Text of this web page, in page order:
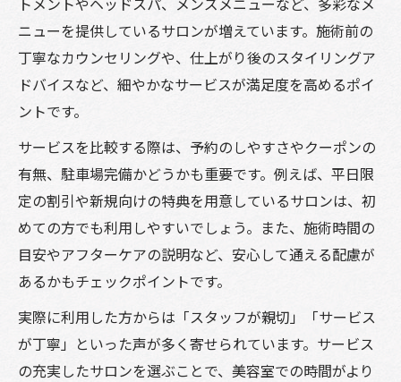
ニューを提供しているサロンが増えています。施術前の
丁寧なカウンセリングや、仕上がり後のスタイリングア
ドバイスなど、細やかなサービスが満足度を高めるポイ
ントです。
サービスを比較する際は、予約のしやすさやクーポンの
有無、駐車場完備かどうかも重要です。例えば、平日限
定の割引や新規向けの特典を用意しているサロンは、初
めての方でも利用しやすいでしょう。また、施術時間の
目安やアフターケアの説明など、安心して通える配慮が
あるかもチェックポイントです。
実際に利用した方からは「スタッフが親切」「サービス
が丁寧」といった声が多く寄せられています。サービス
の充実したサロンを選ぶことで、美容室での時間がより